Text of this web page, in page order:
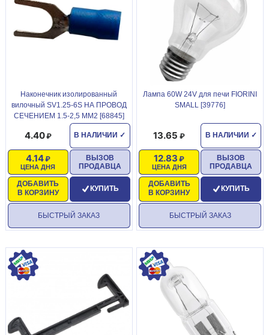
Наконечник изолированный
вилочный SV1.25-6S НА ПРОВОД
СЕЧЕНИЕМ 1.5-2,5 ММ2 [68845]
В НАЛИЧИИ ✓
4.40
ЦЕНА ДНЯ
4.14
ДОБАВИТЬ
В КОРЗИНУ
ВЫЗОВ
ПРОДАВЦА
КУПИТЬ
БЫСТРЫЙ ЗАКАЗ
Лампа 60W 24V для печи FIORINI
SMALL [39776]
В НАЛИЧИИ ✓
13.65
ЦЕНА ДНЯ
12.83
ДОБАВИТЬ
В КОРЗИНУ
ВЫЗОВ
ПРОДАВЦА
КУПИТЬ
БЫСТРЫЙ ЗАКАЗ